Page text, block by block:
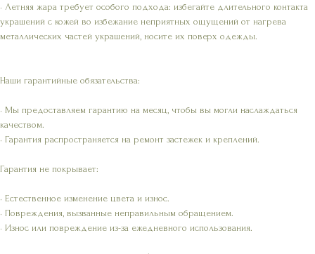
• Летняя жара требует особого подхода: избегайте длительного контакта
украшений с кожей во избежание неприятных ощущений от нагрева
металлических частей украшений, носите их поверх одежды.
Наши гарантийные обязательства:
• Мы предоставляем гарантию на месяц, чтобы вы могли наслаждаться
качеством.
• Гарантия распространяется на ремонт застежек и креплений.
Гарантия не покрывает:
• Естественное изменение цвета и износ.
• Повреждения, вызванные неправильным обращением.
• Износ или повреждение из-за ежедневного использования.